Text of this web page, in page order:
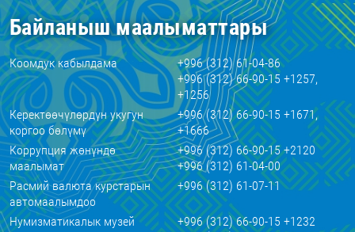
Байланыш маалыматтары
Коомдук кабылдама
+996 (312) 61-04-86
+996 (312) 66-90-15 +1257,
+1256
Керектөөчүлөрдүн укугун
коргоо бөлүмү
+996 (312) 66-90-15 +1671,
+1666
Коррупция жөнүндө
маалымат
+996 (312) 66-90-15 +2120
+996 (312) 61-04-00
Расмий валюта курстарын
автомаалымдоо
+996 (312) 61-07-11
Нумизматикалык музей
+996 (312) 66-90-15 +1232